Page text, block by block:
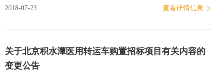
代表人或授权委托代理人参加招标。4、没有处于被责令停业、投标资
可到我处取得进一步的信息和查阅文件。2、可从2018年7月23日起至
2017年7月27日每天8:30—11：00,2:00—4：00（工作日，北京时间）
2018-07-23 查看详情信息
关于北京积水潭医用转运车购置招标项目有关内容的
变更公告